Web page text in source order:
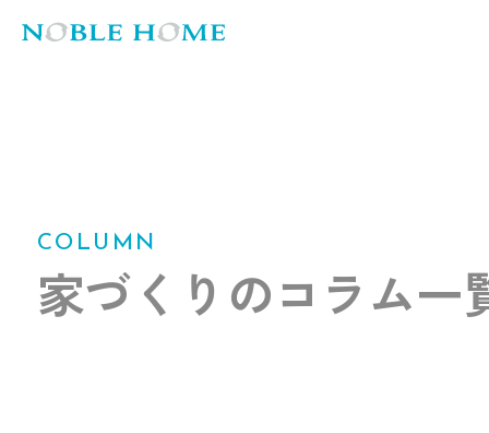
COLUMN
家づくりのコラム一